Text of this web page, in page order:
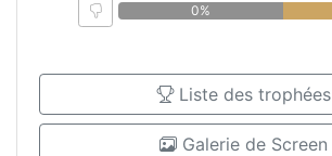
0%
Liste des trophées
Galerie de Screen